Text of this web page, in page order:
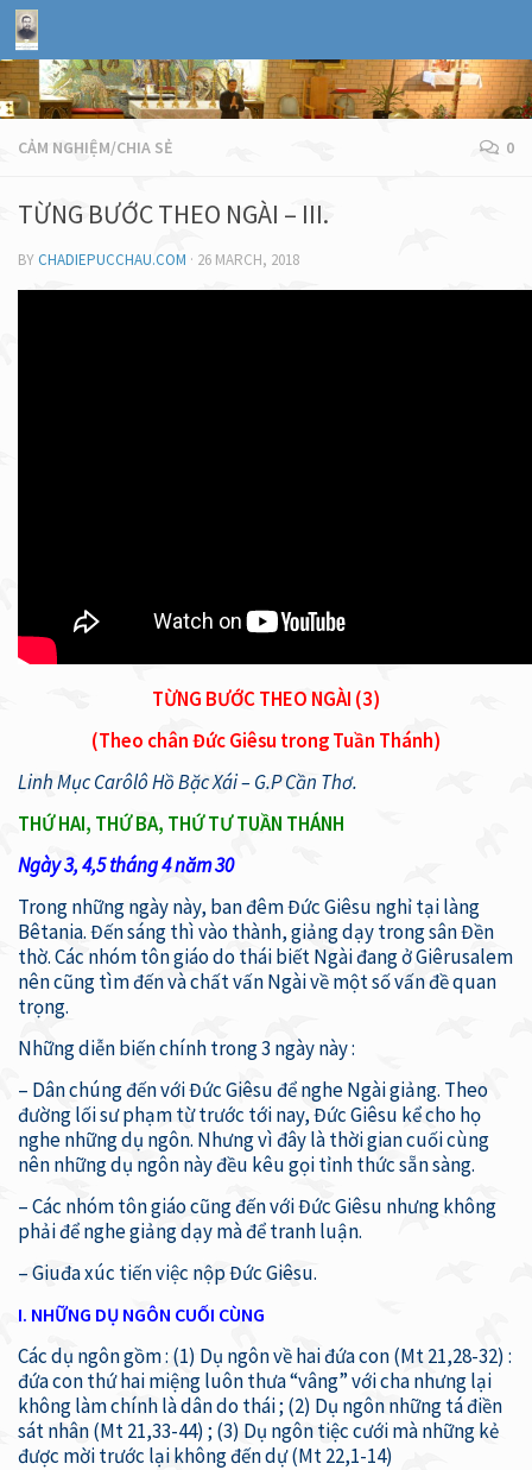
CẢM NGHIỆM/CHIA SẺ 0
TỪNG BƯỚC THEO NGÀI – III.
BY CHADIEPUCCHAU.COM · 26 MARCH, 2018
TỪNG BƯỚC THEO NGÀI (3)
(Theo chân Đức Giêsu trong Tuần Thánh)
Linh Mục Carôlô Hồ Bặc Xái – G.P Cần Thơ.
THỨ HAI, THỨ BA, THỨ TƯ TUẦN THÁNH
Ngày 3, 4,5 tháng 4 năm 30
Trong những ngày này, ban đêm Đức Giêsu nghỉ tại làng
Bêtania. Đến sáng thì vào thành, giảng dạy trong sân Đền
thờ. Các nhóm tôn giáo do thái biết Ngài đang ở Giêrusalem
nên cũng tìm đến và chất vấn Ngài về một số vấn đề quan
trọng.
Những diễn biến chính trong 3 ngày này :
– Dân chúng đến với Đức Giêsu để nghe Ngài giảng. Theo
đường lối sư phạm từ trước tới nay, Đức Giêsu kể cho họ
nghe những dụ ngôn. Nhưng vì đây là thời gian cuối cùng
nên những dụ ngôn này đều kêu gọi tỉnh thức sẵn sàng.
– Các nhóm tôn giáo cũng đến với Đức Giêsu nhưng không
phải để nghe giảng dạy mà để tranh luận.
– Giuđa xúc tiến việc nộp Đức Giêsu.
I. NHỮNG DỤ NGÔN CUỐI CÙNG
Các dụ ngôn gồm : (1) Dụ ngôn về hai đứa con (Mt 21,28-32) :
đứa con thứ hai miệng luôn thưa “vâng” với cha nhưng lại
không làm chính là dân do thái ; (2) Dụ ngôn những tá điền
sát nhân (Mt 21,33-44) ; (3) Dụ ngôn tiệc cưới mà những kẻ
được mời trước lại không đến dự (Mt 22,1-14)